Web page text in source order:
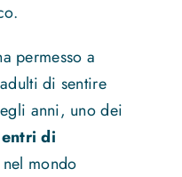
permesso a
di sentire
anni, uno dei
di
nel mondo